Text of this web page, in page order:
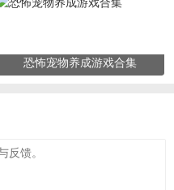
恐怖宠物养成游戏合集